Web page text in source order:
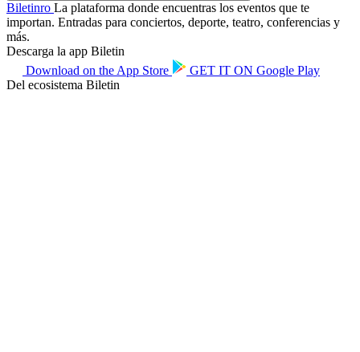
Biletinro La plataforma donde encuentras los eventos que te
importan. Entradas para conciertos, deporte, teatro, conferencias y
más.
Descarga la app Biletin
Download on the App Store GET IT ON Google Play
Del ecosistema Biletin